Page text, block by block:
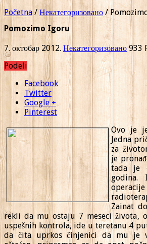
Početna / Некатегоризовано /
Pomozimo Igoru
7. октобар 2012. Некатегоризовано 933
Podeli
Facebook
Twitter
Google +
Pinterest
Ovo je
Jedna
za
je
tada je
godina.
Zainat
rekli da mu ostaju 7 meseci života,
uspešnih kontrola, ide u teretanu 4
da čita uprkos činjenici da mu je